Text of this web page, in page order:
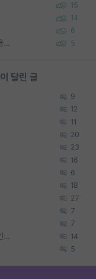
15
14
6
정보보안 연구하는 입장에선 식별가능한 사진을 올리는건 비추이긴함 5
달린 글
9
12
11
20
23
16
6
18
27
7
7
박사진학하기에 2억은 괜찮은 (?) 정도의 경제력인가요 14
5